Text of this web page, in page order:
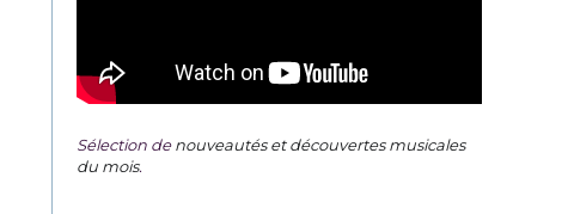
Sélection denouveautés et découvertes musicales
du mois.